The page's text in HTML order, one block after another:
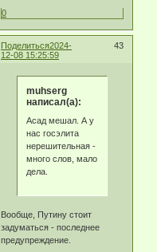
0
Поделиться 43
2024-
12-08 15:25:59
muhserg
написал(а):
Асад мешал. А у
нас госэлита
нерешительная -
много слов, мало
дела.
Вообще, Путину стоит
задуматься - последнее
предупреждение.